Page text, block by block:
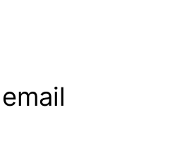
email